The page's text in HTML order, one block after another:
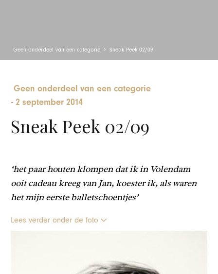
Geen onderdeel van een categorie Sneak Peek 02/09
Geen onderdeel van een categorie
-2 september 2014
Sneak Peek 02/09
‘het paar houten klompen dat ik in Volendam
ooit cadeau kreeg van Jan, koester ik, als waren
het mijn eerste balletschoentjes’
Lees verder onder de foto